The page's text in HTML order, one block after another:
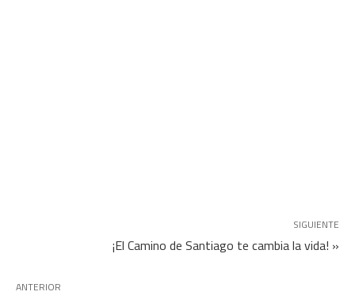
SIGUIENTE
¡El Camino de Santiago te cambia la vida! »
ANTERIOR